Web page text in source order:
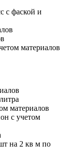
с фаской и
материалов
материалов
с учетом
на 2 кв м по